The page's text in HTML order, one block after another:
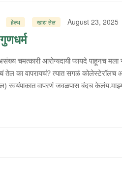
हेल्थ खाद्य तेल August 23, 2025
चमत्कारी आरोग्यदायी फायदे पाहूनच
तेल का वापरायचं? त्यात सगळं
स्वयंपाकात वापरणं जवळपास बंदच